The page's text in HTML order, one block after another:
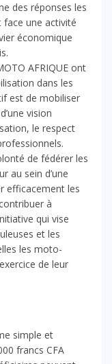
des réponses les
face une activité
économique
AFRIQUE ont
dans les
est de mobiliser
vision
le respect
de fédérer les
au sein d’une
efficacement les
à
qui vise
et les
les moto-
de leur
simple et
francs CFA